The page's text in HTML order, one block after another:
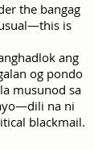
the bangag
is
ang
og pondo
musunod sa
na ni
blackmail.